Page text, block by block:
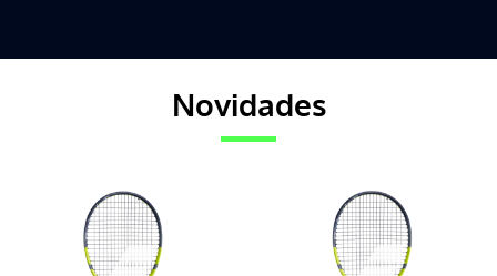
Novidades